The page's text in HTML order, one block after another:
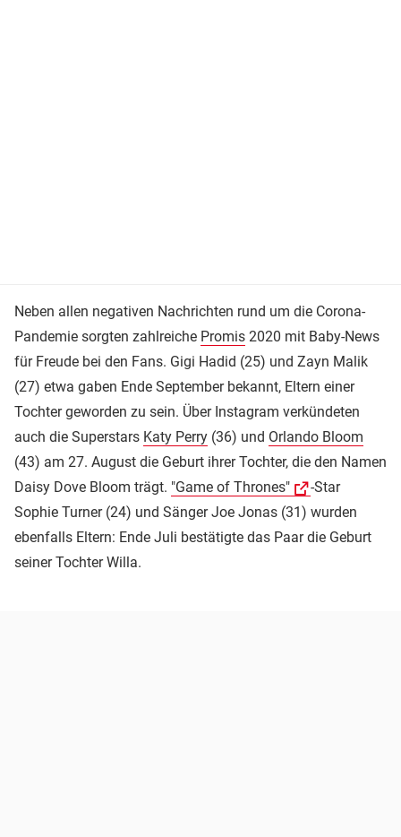
Neben allen negativen Nachrichten rund um die Corona-
Pandemie sorgten zahlreiche Promis 2020 mit Baby-News
für Freude bei den Fans. Gigi Hadid (25) und Zayn Malik
(27) etwa gaben Ende September bekannt, Eltern einer
Tochter geworden zu sein. Über Instagram verkündeten
auch die Superstars Katy Perry (36) und Orlando Bloom
(43) am 27. August die Geburt ihrer Tochter, die den Namen
Daisy Dove Bloom trägt. "Game of Thrones"
-Star
Sophie Turner (24) und Sänger Joe Jonas (31) wurden
ebenfalls Eltern: Ende Juli bestätigte das Paar die Geburt
seiner Tochter Willa.